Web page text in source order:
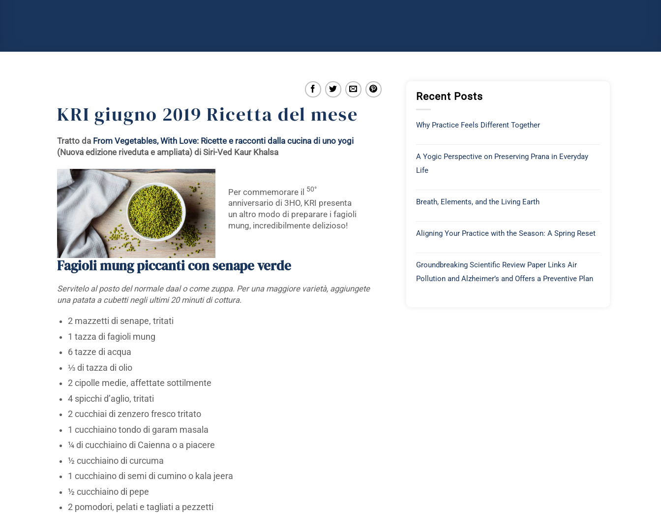
KRI giugno 2019 Ricetta del mese
Tratto da From Vegetables, With Love: Ricette e racconti dalla cucina di uno yogi
(Nuova edizione riveduta e ampliata) di Siri-Ved Kaur Khalsa
Per commemorare il 50°
anniversario di 3HO, KRI presenta
un altro modo di preparare i fagioli
mung, incredibilmente delizioso!
Fagioli mung piccanti con senape verde
Servitelo al posto del normale daal o come zuppa. Per una maggiore varietà, aggiungete
una patata a cubetti negli ultimi 20 minuti di cottura.
2 mazzetti di senape, tritati
1 tazza di fagioli mung
6 tazze di acqua
⅓ di tazza di olio
2 cipolle medie, affettate sottilmente
4 spicchi d’aglio, tritati
2 cucchiai di zenzero fresco tritato
1 cucchiaino tondo di garam masala
¼ di cucchiaino di Caienna o a piacere
½ cucchiaino di curcuma
1 cucchiaino di semi di cumino o kala jeera
½ cucchiaino di pepe
2 pomodori, pelati e tagliati a pezzetti
Recent Posts
Why Practice Feels Different Together
A Yogic Perspective on Preserving Prana in Everyday
Life
Breath, Elements, and the Living Earth
Aligning Your Practice with the Season: A Spring Reset
Groundbreaking Scientific Review Paper Links Air
Pollution and Alzheimer’s and Offers a Preventive Plan